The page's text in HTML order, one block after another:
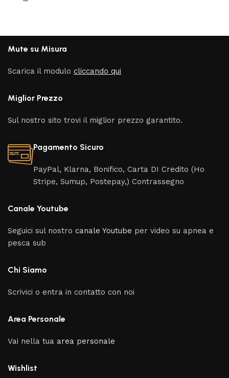
Mute su Misura
Scarica il modulocliccando qui
Miglior Prezzo
Sul nostro sito trovi il miglior prezzo garantito.
Pagamento Sicuro
PayPal, Klarna, Bonifico, Carta DI Credito (Ho
Stripe, Sumup, Postepay,) Contrassegno
Canale Youtube
Seguici sul nostrocanale Youtube per video su apnea e
pesca sub
Chi Siamo
Scrivici o entra in contatto con noi
Area Personale
Vai nella tua area personale
Wishlist